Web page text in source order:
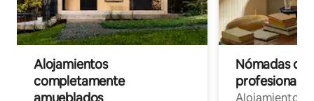
Alojamientos
completamente
Nómadas
Alojamientos